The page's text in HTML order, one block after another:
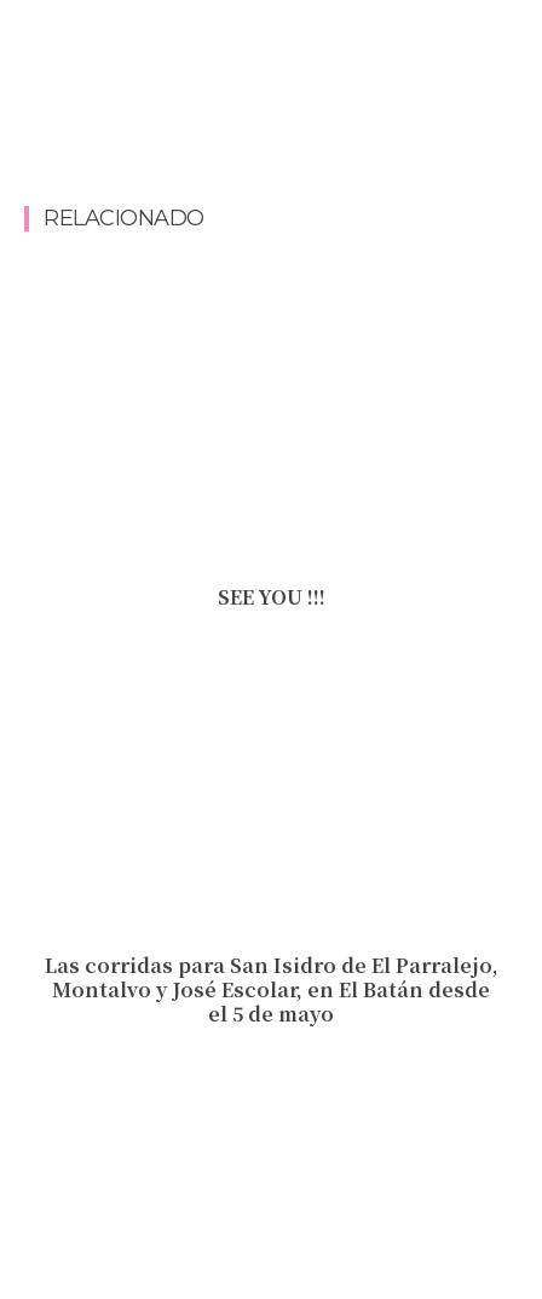
RELACIONADO
SEE YOU !!!
Las corridas para San Isidro de El Parralejo,
Montalvo y José Escolar, en El Batán desde
el 5 de mayo